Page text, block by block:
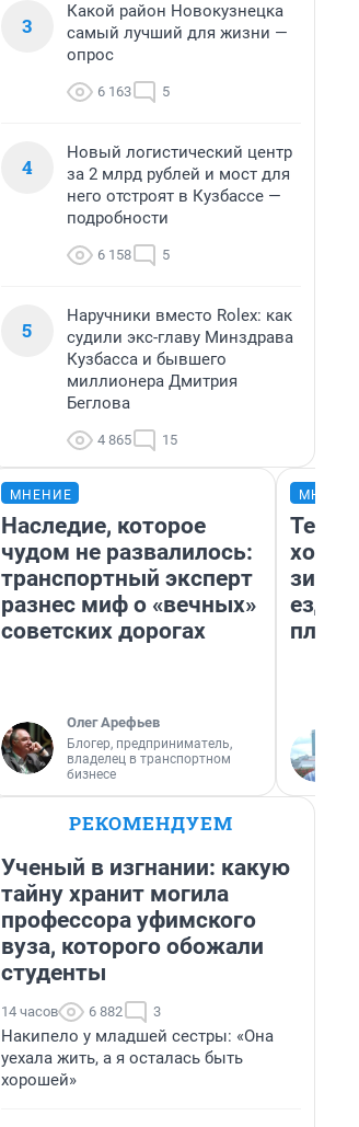
3
Какой район Новокузнецка
самый лучший для жизни —
опрос
6 163 5
4
Новый логистический центр
за 2 млрд рублей и мост для
него отстроят в Кузбассе —
подробности
6 158 5
5
Наручники вместо Rolex: как
судили экс-главу Минздрава
Кузбасса и бывшего
миллионера Дмитрия
Беглова
4 865 15
МНЕНИЕ
Наследие, которое
чудом не развалилось:
транспортный эксперт
разнес миф о «вечных»
советских дорогах
Олег Арефьев
Блогер, предприниматель,
владелец в транспортном
бизнесе
ездит
РЕКОМЕНДУЕМ
Ученый в изгнании: какую
тайну хранит могила
профессора уфимского
вуза, которого обожали
студенты
14 часов 6 882 3
Накипело у младшей сестры: «Она
уехала жить, а я осталась быть
хорошей»